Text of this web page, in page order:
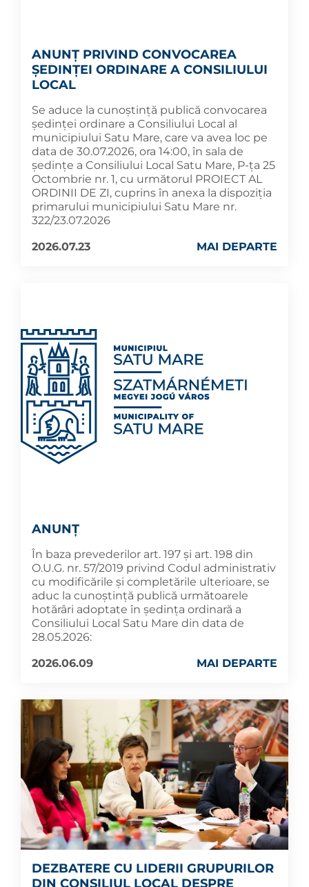
ANUNȚ PRIVIND CONVOCAREA
ȘEDINȚEI ORDINARE A CONSILIULUI
LOCAL
Se aduce la cunoștință publică convocarea
ședinței ordinare a Consiliului Local al
municipiului Satu Mare, care va avea loc pe
data de 30.07.2026, ora 14:00, în sala de
ședințe a Consiliului Local Satu Mare, P-ța 25
Octombrie nr. 1, cu următorul PROIECT AL
ORDINII DE ZI, cuprins în anexa la dispoziția
primarului municipiului Satu Mare nr.
322/23.07.2026
2026.07.23
MAI DEPARTE
ANUNȚ
În baza prevederilor art. 197 și art. 198 din
O.U.G. nr. 57/2019 privind Codul administrativ
cu modificările și completările ulterioare, se
aduc la cunoştinţă publică următoarele
hotărâri adoptate în şedința ordinară a
Consiliului Local Satu Mare din data de
28.05.2026:
2026.06.09
MAI DEPARTE
DEZBATERE CU LIDERII GRUPURILOR
DIN CONSILIUL LOCAL DESPRE